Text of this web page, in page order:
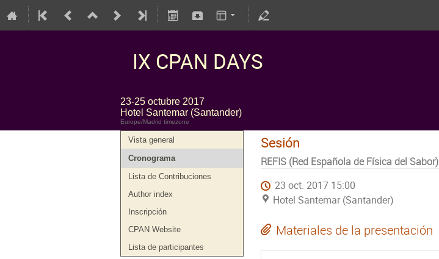
IX CPAN DAYS
23-25 octubre 2017
Hotel Santemar (Santander)
Europe/Madrid timezone
Vista general
Cronograma
Lista de Contribuciones
Author index
Inscripción
CPAN Website
Lista de participantes
Sesión
REFIS (Red Española de Física del Sabor)
23 oct. 2017 15:00
Hotel Santemar (Santander)
Materiales de la presentación